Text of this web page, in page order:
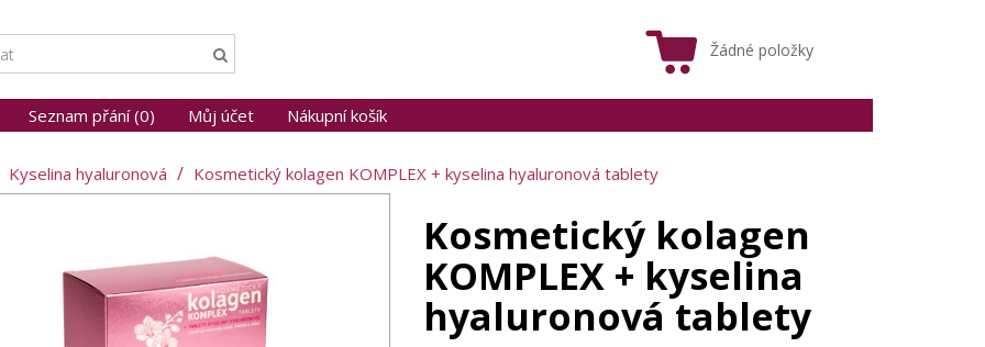
Žádné položky
Seznam přání (0) Můj účet Nákupní košík
Kyselina hyaluronová Kosmetický kolagen KOMPLEX + kyselina hyaluronová tablety
Kosmetický kolagen
KOMPLEX + kyselina
hyaluronová tablety